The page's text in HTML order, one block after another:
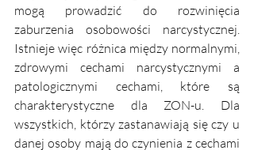
mogą prowadzić do rozwinięcia
zaburzenia osobowości narcystycznej.
Istnieje więc różnica między normalnymi,
zdrowymi cechami narcystycznymi a
patologicznymi cechami, które są
charakterystyczne dla ZON-u. Dla
wszystkich, którzy zastanawiają się czy u
danej osoby mają do czynienia z cechami